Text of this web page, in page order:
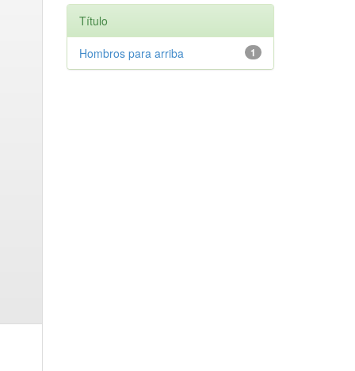
Título
1
Hombros para arriba